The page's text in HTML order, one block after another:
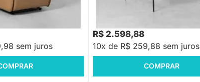
sem juros
R$ 2.598,88
10x de R$ 259,88 sem juros
COMPRAR